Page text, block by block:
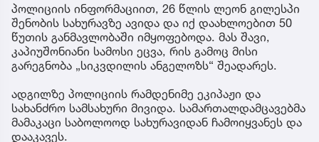
პოლიციის ინფორმაციით, 26 წლის ლეონ გილესპი
შენობის სახურავზე ავიდა და იქ დაახლოებით 50
წუთის განმავლობაში იმყოფებოდა. მას შავი,
კაპიუშონიანი სამოსი ეცვა, რის გამოც მისი
გარეგნობა „სიკვდილის ანგელოზს“ შეადარეს.
ადგილზე პოლიციის რამდენიმე ეკიპაჟი და
სახანძრო სამსახური მივიდა. სამართალდამცავებმა
მამაკაცი საბოლოოდ სახურავიდან ჩამოიყვანეს და
დააკავეს.